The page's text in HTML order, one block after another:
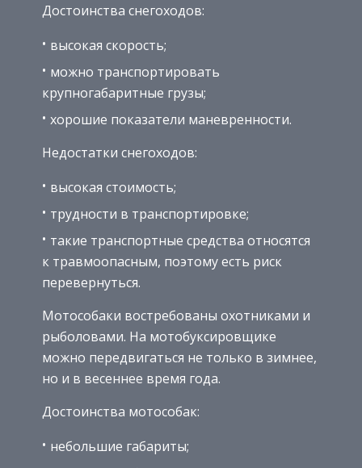
Достоинства снегоходов:
высокая скорость;
можно транспортировать
крупногабаритные грузы;
хорошие показатели маневренности.
Недостатки снегоходов:
высокая стоимость;
трудности в транспортировке;
такие транспортные средства относятся
к травмоопасным, поэтому есть риск
перевернуться.
Мотособаки востребованы охотниками и
рыболовами. На мотобуксировщике
можно передвигаться не только в зимнее,
но и в весеннее время года.
Достоинства мотособак:
небольшие габариты;